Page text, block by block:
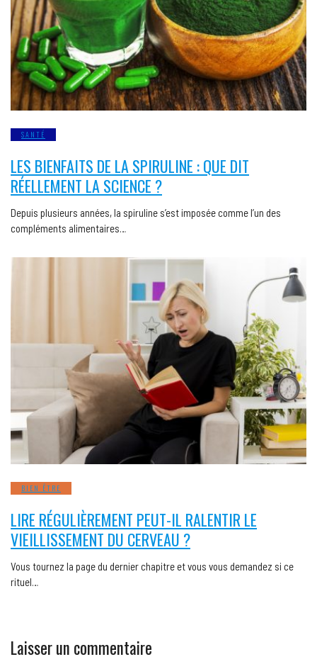
SANTÉ
LES BIENFAITS DE LA SPIRULINE : QUE DIT
RÉELLEMENT LA SCIENCE ?
Depuis plusieurs années, la spiruline s’est imposée comme l’un des
compléments alimentaires…
BIEN ÊTRE
LIRE RÉGULIÈREMENT PEUT-IL RALENTIR LE
VIEILLISSEMENT DU CERVEAU ?
Vous tournez la page du dernier chapitre et vous vous demandez si ce
rituel…
Laisser un commentaire